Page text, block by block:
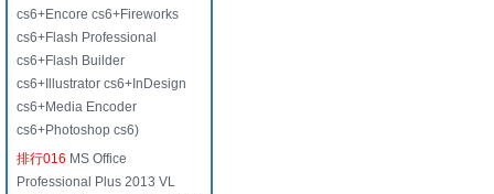
cs6+Encore cs6+Fireworks
cs6+Flash Professional
cs6+Flash Builder
cs6+Illustrator cs6+InDesign
cs6+Media Encoder
cs6+Photoshop cs6)
排行016 MS Office
Professional Plus 2013 VL